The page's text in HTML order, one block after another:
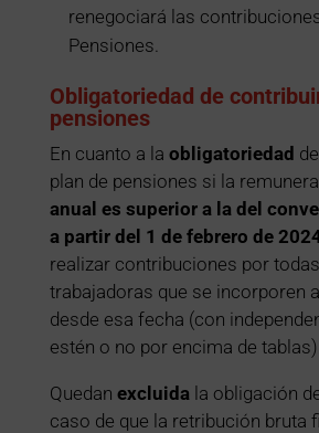
renegociará las
Pensiones.
Obligatoriedad de
pensiones
En cuanto a la obligatoriedad
plan de pensiones si la
anual es superior a la del
a partir del 1 de febrero de
realizar contribuciones por
trabajadoras que se incorporen
desde esa fecha (con
estén o no por encima de tablas).
Quedan excluida la obligación
caso de que la retribución bruta